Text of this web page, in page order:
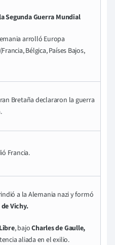
Segunda Guerra Mundial
arrolló Europa
Bélgica, Países Bajos,
Bretaña declararon la guerra
Francia.
a la Alemania nazi y formó
Vichy.
, bajoCharles de Gaulle,
aliada en el exilio.